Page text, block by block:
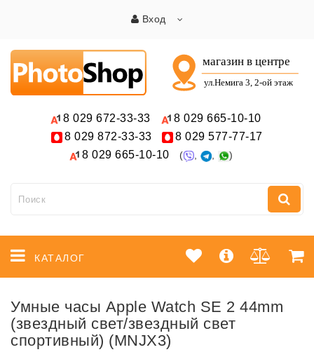
Вход
8 029 672-33-33 8 029 665-10-10
8 029 872-33-33 8 029 577-77-17
8 029 665-10-10 ( , , )
КАТАЛОГ
Умные часы Apple Watch SE 2 44mm
(звездный свет/звездный свет
спортивный) (MNJX3)